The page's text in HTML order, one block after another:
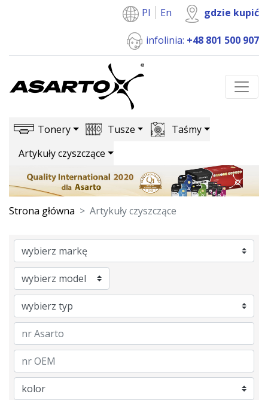
Pl En gdzie kupić
infolinia: +48 801 500 907
Tonery Tusze
Taśmy
Artykuły czyszczące
Strona główna Artykuły czyszczące
Brand
Model
Category
nrAsarto
nrOem
Color